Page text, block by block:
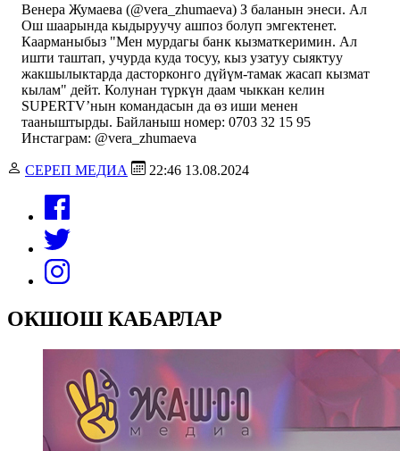
Венера Жумаева (@vera_zhumaeva) З баланын энеси. Ал
Ош шаарында кыдыруучу ашпоз болуп эмгектенет.
Каарманыбыз "Мен мурдагы банк кызматкеримин. Ал
ишти таштап, учурда куда тосуу, кыз узатуу сыяктуу
жакшылыктарда дасторконго дүйүм-тамак жасап кызмат
кылам" дейт. Колунан түркүн даам чыккан келин
SUPERTV’нын командасын да өз иши менен
тааныштырды. Байланыш номер: 0703 32 15 95
Инстаграм: @vera_zhumaeva
СЕРЕП МЕДИА 22:46 13.08.2024
ОКШОШ КАБАРЛАР